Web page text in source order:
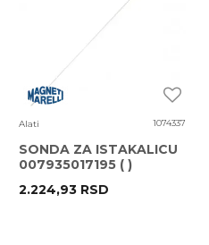
Alati 1074337
SONDA ZA ISTAKALICU
007935017195 ( )
2.224,93 RSD